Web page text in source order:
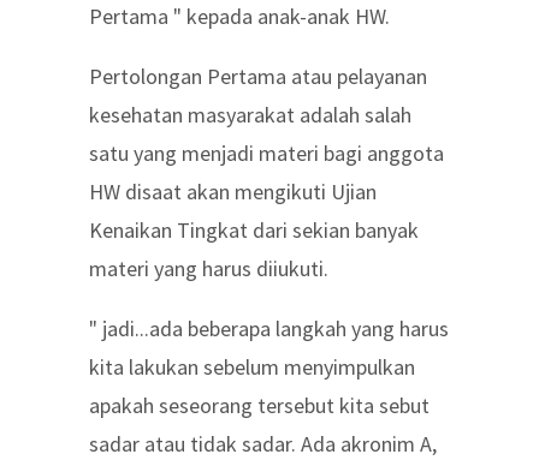
Pertama " kepada anak-anak HW.
Pertolongan Pertama atau pelayanan
kesehatan masyarakat adalah salah
satu yang menjadi materi bagi anggota
HW disaat akan mengikuti Ujian
Kenaikan Tingkat dari sekian banyak
materi yang harus diiukuti.
" jadi...ada beberapa langkah yang harus
kita lakukan sebelum menyimpulkan
apakah seseorang tersebut kita sebut
sadar atau tidak sadar. Ada akronim A,